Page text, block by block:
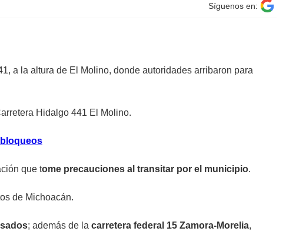
Síguenos en:
a la altura de El Molino, donde autoridades arribaron para
Hidalgo 441 El Molino.
que tome precauciones al transitar por el municipio.
de Michoacán.
; además de la carretera federal 15 Zamora-Morelia,